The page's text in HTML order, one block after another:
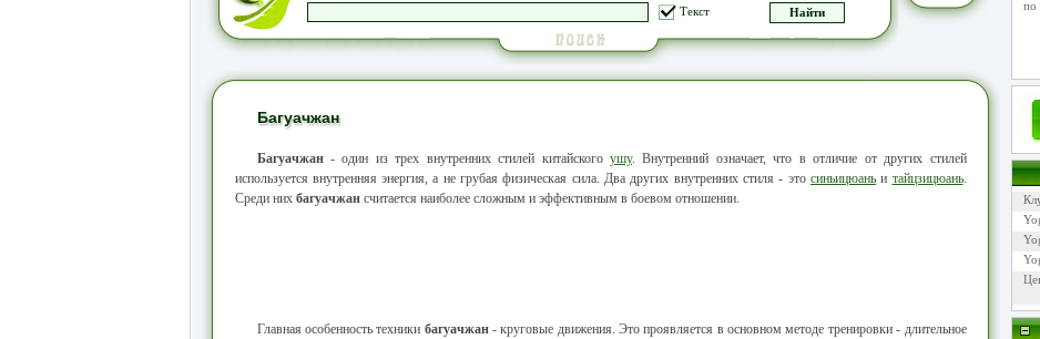
Текст
Багуачжан
Багуачжан- один из трех внутренних стилей китайского ушу. Внутренний означает, что в отличие от других стилей
используется внутренняя энергия, а не грубая физическая сила. Два других внутренних стиля - это синьицюаньи тайцзицюань.
Среди них багуачжансчитается наиболее сложным и эффективным в боевом отношении.
Главная особенность техники багуачжан- круговые движения. Это проявляется в основном методе тренировки - длительное
по